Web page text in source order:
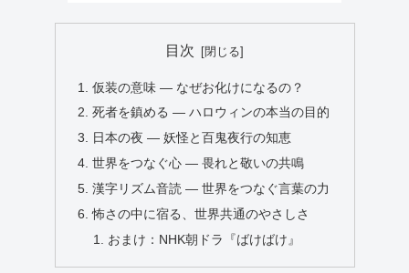
目次
仮装の意味 ― なぜお化けになるの？
死者を鎮める ― ハロウィンの本当の目的
日本の夜 ― 妖怪と百鬼夜行の知恵
世界をつなぐ心 ― 畏れと敬いの共鳴
漢字リズム音読 ― 世界をつなぐ言葉の力
怖さの中に宿る、世界共通のやさしさ
おまけ：NHK朝ドラ『ばけばけ』